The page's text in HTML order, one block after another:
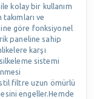
kolay bir kullanım
ve
göre fonksiyonel
paneline sahip
karşı
sistemi
filtre uzun ömürlü
engeller.Hemde